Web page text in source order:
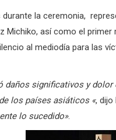
la ceremonia,
Michiko, así como el primer
al mediodía para las
daños significativos y dolor
los países asiáticos «, dijo
lo sucedido».